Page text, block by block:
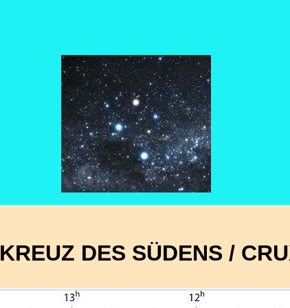
KREUZ DES SÜDENS /